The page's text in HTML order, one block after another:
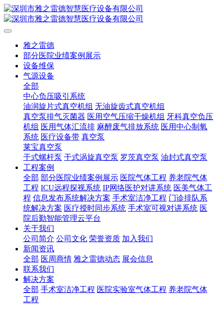
雅之雷德
部分医院业绩案例展示
设备维保
气源设备
全部
中心负压吸引系统
油润旋片式真空机组 无油旋齿式真空机组
真空泵排气灭菌器 医用空气压缩干燥机组 牙科真空负压
机组 医用气体汇流排 麻醉废气排放系统 医用中心制氧
系统 医疗设备带 真空泵
莱宝真空泵
干式螺杆泵 干式涡旋真空泵 罗茨真空泵 油封式真空泵
工程案例
全部 部分医院业绩案例展示 医院气体工程 养老院气体
工程 ICU远程探视系统 IP网络医护对讲系统 医美气体工
程 信息发布系统解决方案 手术室洁净工程 门诊排队系
统解决方案 医疗授时同步系统 手术室可视对讲系统 医
院后勤智能管理云平台
关于我们
公司简介 公司文化 荣誉资质 加入我们
新闻资讯
全部 医周商情 雅之雷德动态 展会信息
联系我们
解决方案
全部 手术室洁净工程 医院实验室气体工程 养老院气体
工程